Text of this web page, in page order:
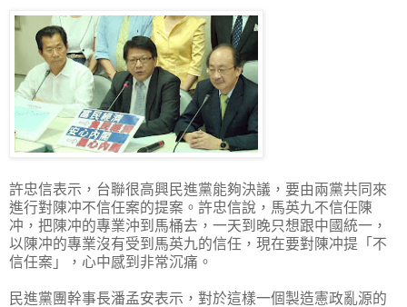
許忠信表示，台聯很高興民進黨能夠決議，要由兩黨共同來
進行對陳冲不信任案的提案。許忠信說，馬英九不信任陳
冲，把陳冲的專業沖到馬桶去，一天到晚只想跟中國統一，
以陳冲的專業沒有受到馬英九的信任，現在要對陳冲提「不
信任案」，心中感到非常沉痛。
民進黨團幹事長潘孟安表示，對於這樣一個製造憲政亂源的